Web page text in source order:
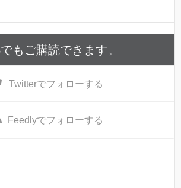
もご購読できます。
Twitterでフォローする
Feedlyでフォローする